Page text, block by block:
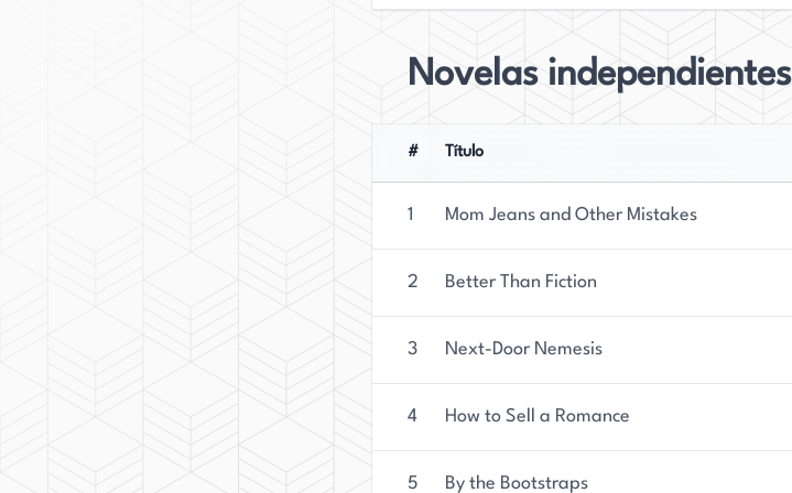
Novelas independientes
# Título
1 Mom Jeans and Other Mistakes
2 Better Than Fiction
3 Next-Door Nemesis
4 How to Sell a Romance
5 By the Bootstraps